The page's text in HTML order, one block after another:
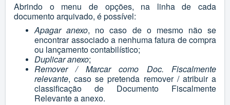
Abrindo o menu de opções, na linha de cada
documento arquivado, é possível:
Apagar anexo, no caso de o mesmo não se
encontrar associado a nenhuma fatura de compra
ou lançamento contabilístico;
Duplicar anexo;
Remover / Marcar como Doc. Fiscalmente
relevante, caso se pretenda remover / atribuir a
classificação de Documento Fiscalmente
Relevante a anexo.